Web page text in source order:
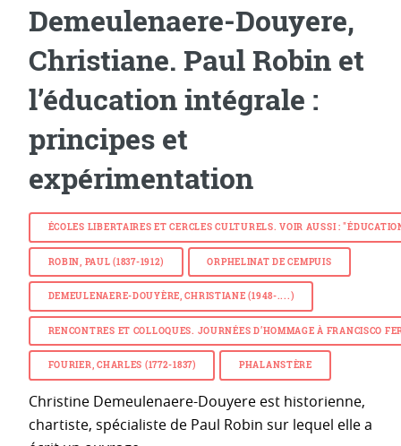
Demeulenaere-Douyere,
Christiane. Paul Robin et
l’éducation intégrale :
principes et
expérimentation
ÉCOLES LIBERTAIRES ET CERCLES CULTURELS. VOIR AUSSI :
ROBIN, PAUL (1837-1912) ORPHELINAT DE CEMPUIS
DEMEULENAERE-DOUYÈRE, CHRISTIANE (1948-....)
RENCONTRES ET COLLOQUES. JOURNÉES D’HOMMAGE À FRANCISCO
FOURIER, CHARLES (1772-1837) PHALANSTÈRE
Christine Demeulenaere-Douyere est historienne,
chartiste, spécialiste de Paul Robin sur lequel elle a